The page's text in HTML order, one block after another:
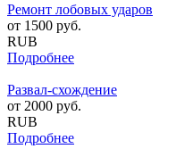
Ремонт лобовых ударов
от 1500 руб.
RUB
Подробнее
Развал-схождение
от 2000 руб.
RUB
Подробнее